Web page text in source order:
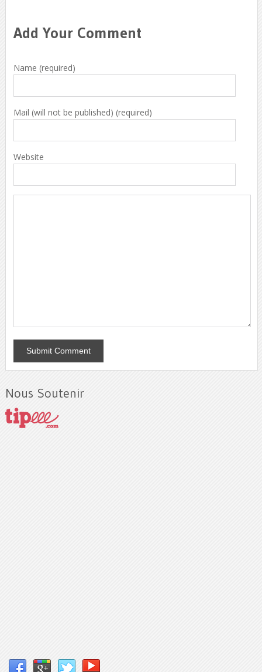
Add Your Comment
Name (required)
Mail (will not be published) (required)
Website
Nous Soutenir